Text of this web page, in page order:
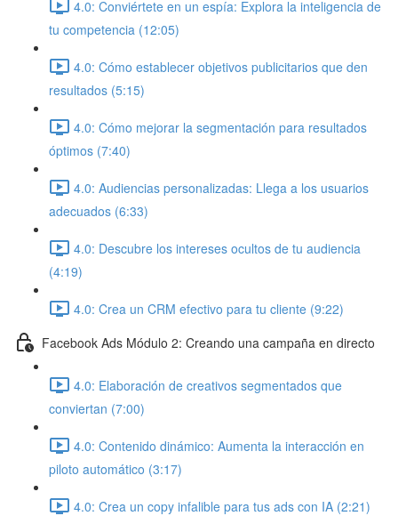
4.0: Conviértete en un espía: Explora la inteligencia de
tu competencia (12:05)
4.0: Cómo establecer objetivos publicitarios que den
resultados (5:15)
4.0: Cómo mejorar la segmentación para resultados
óptimos (7:40)
4.0: Audiencias personalizadas: Llega a los usuarios
adecuados (6:33)
4.0: Descubre los intereses ocultos de tu audiencia
(4:19)
4.0: Crea un CRM efectivo para tu cliente (9:22)
Facebook Ads Módulo 2: Creando una campaña en directo
4.0: Elaboración de creativos segmentados que
conviertan (7:00)
4.0: Contenido dinámico: Aumenta la interacción en
piloto automático (3:17)
4.0: Crea un copy infalible para tus ads con IA (2:21)